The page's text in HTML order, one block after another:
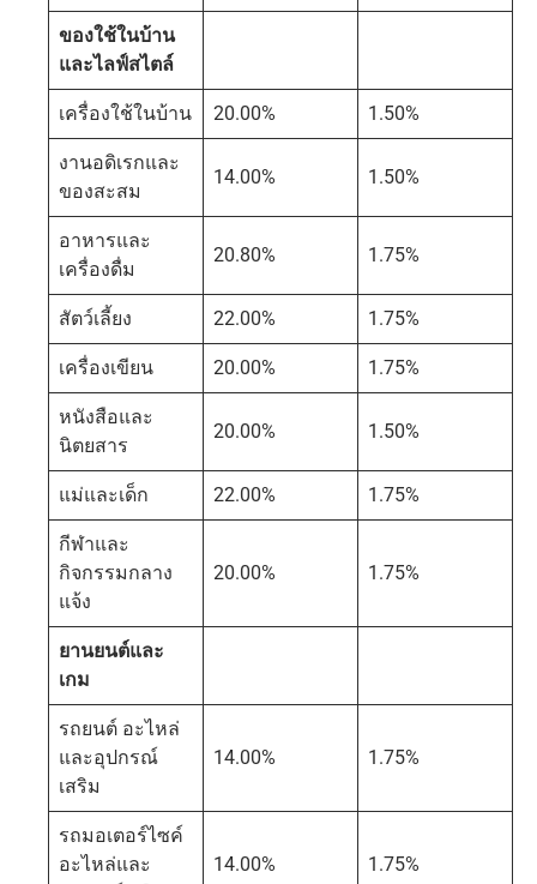
ของใช้ในบ้าน
และไลฟ์สไตล์
เครื่องใช้ในบ้าน 20.00% 1.50%
งานอดิเรกและ
ของสะสม
14.00% 1.50%
อาหารและ
เครื่องดื่ม
20.80% 1.75%
สัตว์เลี้ยง 22.00% 1.75%
เครื่องเขียน 20.00% 1.75%
หนังสือและ
นิตยสาร
20.00% 1.50%
แม่และเด็ก 22.00% 1.75%
กีฬาและ
กิจกรรมกลาง
แจ้ง
20.00% 1.75%
ยานยนต์และ
เกม
รถยนต์ อะไหล่
และอุปกรณ์
เสริม
14.00% 1.75%
รถมอเตอร์ไซค์
อะไหล่และ
14.00% 1.75%